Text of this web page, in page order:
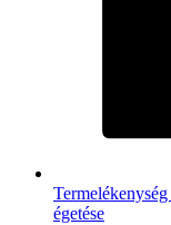
Termelékenység
égetése